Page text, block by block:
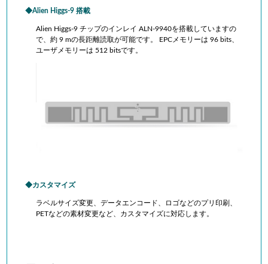
Alien Higgs-9 搭載
Alien Higgs-9 チップのインレイ ALN-9940を搭載していますの
で、約 9 mの長距離読取が可能です。 EPCメモリーは 96 bits、
ユーザメモリーは 512 bitsです。
カスタマイズ
ラベルサイズ変更、データエンコード、ロゴなどのプリ印刷、
PETなどの素材変更など、カスタマイズに対応します。